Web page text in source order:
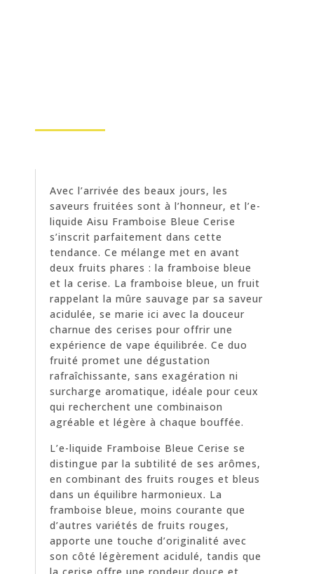
Avec l’arrivée des beaux jours, les
saveurs fruitées sont à l’honneur, et l’e-
liquide Aisu Framboise Bleue Cerise
s’inscrit parfaitement dans cette
tendance. Ce mélange met en avant
deux fruits phares : la framboise bleue
et la cerise. La framboise bleue, un fruit
rappelant la mûre sauvage par sa saveur
acidulée, se marie ici avec la douceur
charnue des cerises pour offrir une
expérience de vape équilibrée. Ce duo
fruité promet une dégustation
rafraîchissante, sans exagération ni
surcharge aromatique, idéale pour ceux
qui recherchent une combinaison
agréable et légère à chaque bouffée.
L’e-liquide Framboise Bleue Cerise se
distingue par la subtilité de ses arômes,
en combinant des fruits rouges et bleus
dans un équilibre harmonieux. La
framboise bleue, moins courante que
d’autres variétés de fruits rouges,
apporte une touche d’originalité avec
son côté légèrement acidulé, tandis que